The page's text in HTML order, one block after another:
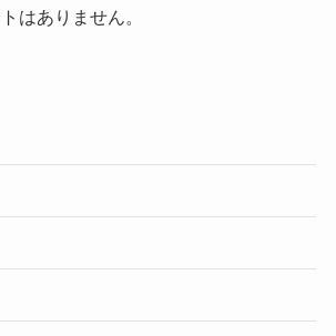
はありません。